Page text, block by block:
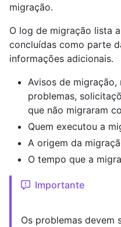
migração.
O log de migração lista
concluídas como parte
informações adicionais.
Avisos de
problemas,
que não migraram
Quem executou a
A origem da
O tempo que a
Importante
Os problemas devem